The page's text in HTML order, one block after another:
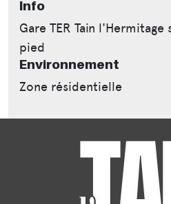
Info
Gare TER Tain
pied
Environnement
Zone résidentielle